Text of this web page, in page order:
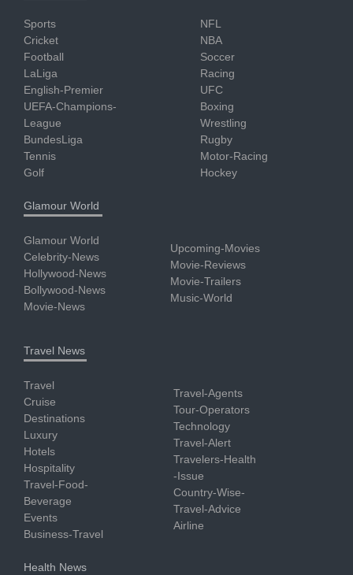
Sports
Cricket
Football
LaLiga
English-Premier
UEFA-Champions-
League
BundesLiga
Tennis
Golf
NFL
NBA
Soccer
Racing
UFC
Boxing
Wrestling
Rugby
Motor-Racing
Hockey
Glamour World
Glamour World
Celebrity-News
Hollywood-News
Bollywood-News
Movie-News
Upcoming-Movies
Movie-Reviews
Movie-Trailers
Music-World
Travel News
Travel
Cruise
Destinations
Luxury
Hotels
Hospitality
Travel-Food-
Beverage
Events
Business-Travel
Travel-Agents
Tour-Operators
Technology
Travel-Alert
Travelers-Health
-Issue
Country-Wise-
Travel-Advice
Airline
Health News